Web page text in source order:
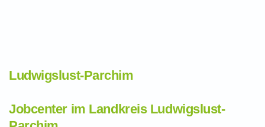
Ludwigslust-Parchim
Jobcenter im Landkreis Ludwigslust-